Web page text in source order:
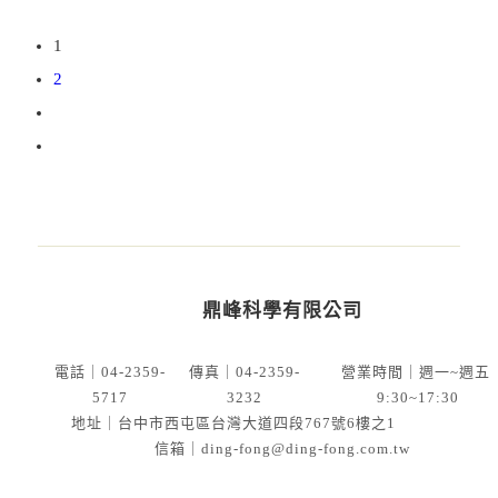
1
2
鼎峰科學有限公司
電話
04-2359-
5717
傳真 ｜04-2359-
3232
營業時間｜週一~週五
9:30~17:30
地址
台中市西屯區台灣大道四段767號6樓之1
信箱
ding-fong@ding-fong.com.tw